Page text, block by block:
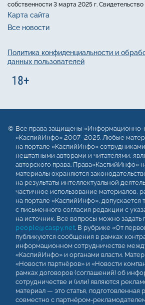
собственности 3 марта 2025 г.
Карта сайта
Все новости
Политика конфиденциальности и
данных пользователей
Все права защищены «Информационно-
«КаспийИнфо» 2007–2025. Любые
на портале «КаспийИнфо»
нештатными авторами и читателями,
авторского права. Права«КаспийИнфо»
материалы охраняются
на результаты интеллектуальной
частичное использование материалов,
на портале «КаспийИнфо», допускается
с письменного согласия редакции с
на источник. Все вопросы можно задать
people@caspy.net. В рубрике «От
публикуются сообщения в рамках
информационном сотрудничестве
«КаспийИнфо» и органами власти.
«Новости партнёров» и «Новости
рамках договоров (соглашений) об
сотрудничестве и (или) являются
материал — это статья, подготовленная
совместно с партнёром-